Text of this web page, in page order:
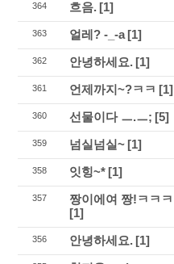
364 흐음. [1]
363 얼레? -_-a[1]
362 안녕하세요. [1]
361 언제까지~?ㅋㅋ [1]
360 선물이다 ㅡ.ㅡ; [5]
359 넘실넘실~ [1]
358 잇힝~* [1]
357
짱이에여 짱!ㅋㅋㅋ
[1]
356 안녕하세요. [1]